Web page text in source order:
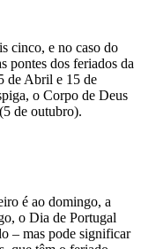
cinco, e no caso do
pontes dos feriados da
de Abril e 15 de
o Corpo de Deus
de outubro).
é ao domingo, a
o Dia de Portugal
– mas pode significar